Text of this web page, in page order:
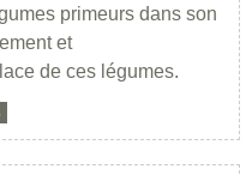
primeurs dans son
et
de ces légumes.